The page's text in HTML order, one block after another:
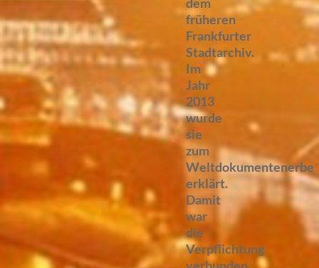
früheren
Frankfurter
Stadtarchiv.
Im
Jahr
2013
wurde
sie
zum
Weltdokumentenerbe
erklärt.
Damit
war
die
Verpflichtung
verbunden,